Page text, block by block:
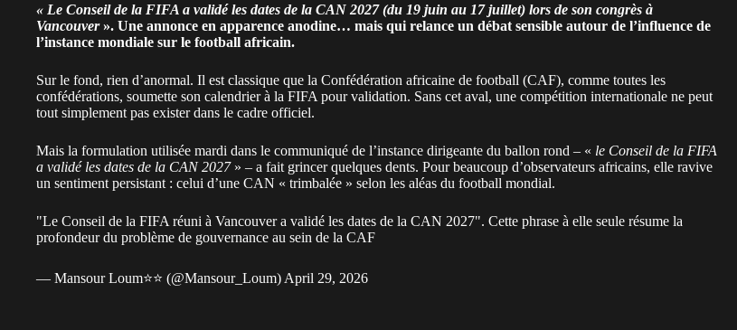
« Le Conseil de la FIFA a validé les dates de la CAN 2027 (du 19 juin au 17 juillet) lors de son congrès à
Vancouver». Une annonce en apparence anodine… mais qui relance un débat sensible autour de l’influence de
l’instance mondiale sur le football africain.
Sur le fond, rien d’anormal. Il est classique que la Confédération africaine de football (CAF), comme toutes les
confédérations, soumette son calendrier à la FIFA pour validation. Sans cet aval, une compétition internationale ne peut
tout simplement pas exister dans le cadre officiel.
Mais la formulation utilisée mardi dans le communiqué de l’instance dirigeante du ballon rond – « le Conseil de la FIFA
a validé les dates de la CAN 2027 » – a fait grincer quelques dents. Pour beaucoup d’observateurs africains, elle ravive
un sentiment persistant : celui d’une CAN « trimbalée » selon les aléas du football mondial.
"Le Conseil de la FIFA réuni à Vancouver a validé les dates de la CAN 2027". Cette phrase à elle seule résume la
profondeur du problème de gouvernance au sein de la CAF
— Mansour Loum⭐️⭐️ (@Mansour_Loum) April 29, 2026